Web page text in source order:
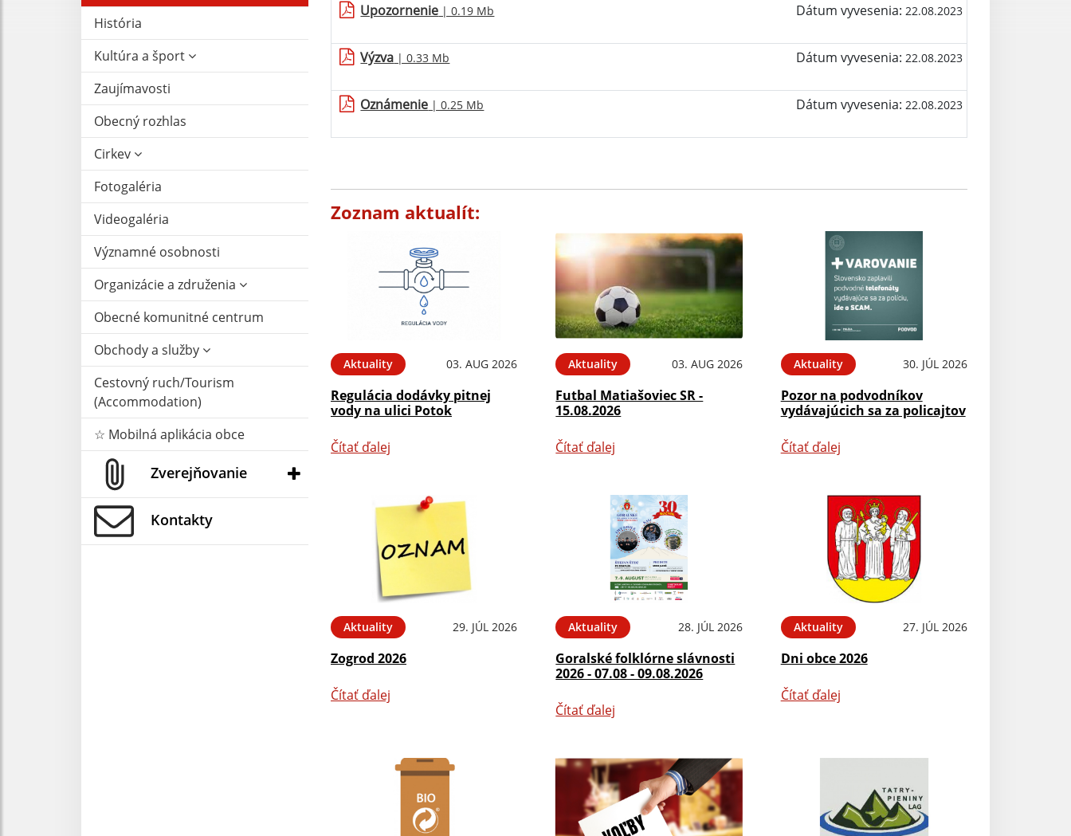
História
Kultúra a šport
Zaujímavosti
Obecný rozhlas
Cirkev
Fotogaléria
Videogaléria
Významné osobnosti
Organizácie a združenia
Obecné komunitné centrum
Obchody a služby
Cestovný ruch/Tourism
(Accommodation)
☆ Mobilná aplikácia obce
Zverejňovanie
Kontakty
Upozornenie | 0.19 Mb Dátum vyvesenia: 22.08.2023
Výzva | 0.33 Mb Dátum vyvesenia: 22.08.2023
Oznámenie | 0.25 Mb Dátum vyvesenia: 22.08.2023
Zoznam aktualít:
Aktuality 03. AUG 2026
Regulácia dodávky pitnej
vody na ulici Potok
Čítať ďalej
Aktuality 03. AUG 2026
Futbal Matiašoviec SR -
15.08.2026
Čítať ďalej
Aktuality 30. JÚL 2026
Pozor na podvodníkov
vydávajúcich sa za policajtov
Čítať ďalej
Aktuality 29. JÚL 2026
Zogrod 2026
Čítať ďalej
Aktuality 28. JÚL 2026
Goralské folklórne slávnosti
2026 - 07.08 - 09.08.2026
Čítať ďalej
Aktuality 27. JÚL 2026
Dni obce 2026
Čítať ďalej